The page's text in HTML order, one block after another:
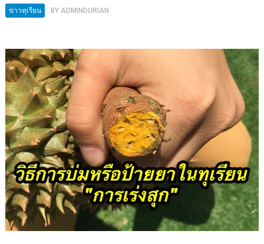
ข่าวทุเรียน BY ADMINDURIAN